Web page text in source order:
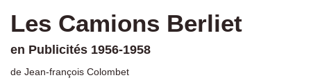
Les Camions Berliet
en Publicités 1956-1958
de Jean-françois Colombet